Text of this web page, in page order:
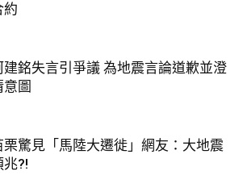
約
建銘失言引爭議 為地震言論道歉並澄
意圖
栗驚見「馬陸大遷徙」網友：大地震
兆?!